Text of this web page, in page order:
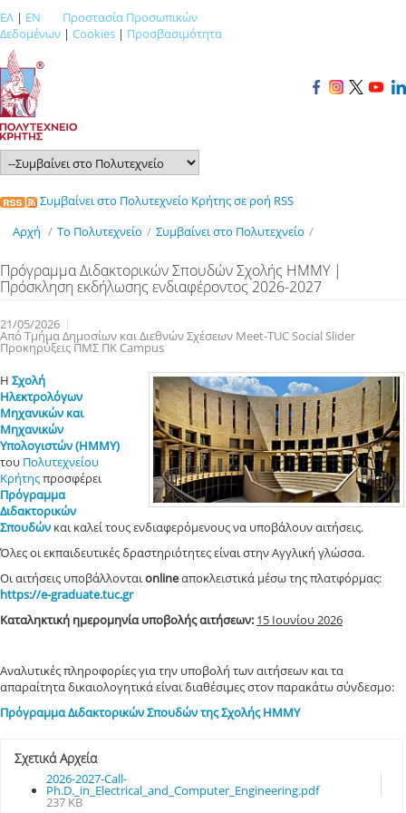
ΕΛ | EN
Προστασία Προσωπικών
Δεδομένων | Cookies | Προσβασιμότητα
Συμβαίνει στο Πολυτεχνείο Κρήτης σε ροή RSS
Αρχή / Το Πολυτεχνείο / Συμβαίνει στο Πολυτεχνείο /
Πρόγραμμα Διδακτορικών Σπουδών Σχολής ΗΜΜΥ |
Πρόσκληση εκδήλωσης ενδιαφέροντος 2026-2027
21/05/2026
Από Τμήμα Δημοσίων και Διεθνών Σχέσεων Meet-TUC Social Slider
Προκηρύξεις ΠΜΣ ΠΚ Campus
Η Σχολή
Ηλεκτρολόγων
Μηχανικών και
Μηχανικών
Υπολογιστών (ΗΜΜΥ)
του Πολυτεχνείου
Κρήτηςπροσφέρει
Πρόγραμμα
Διδακτορικών
Σπουδών και καλεί τους ενδιαφερόμενους να υποβάλουν αιτήσεις.
Όλες οι εκπαιδευτικές δραστηριότητες είναι στην Αγγλική γλώσσα.
Οι αιτήσεις υποβάλλονταιonlineαποκλειστικά μέσω της πλατφόρμας:
https://e-graduate.tuc.gr
Καταληκτική ημερομηνία υποβολής αιτήσεων: 15 Ιουνίου 2026
Αναλυτικές πληροφορίες για την υποβολή των αιτήσεων και τα
απαραίτητα δικαιολογητικά είναι διαθέσιμες στον παρακάτω σύνδεσμο:
Πρόγραμμα Διδακτορικών Σπουδών της Σχολής ΗΜΜΥ
Σχετικά Αρχεία
2026-2027-Call-
Ph.D._in_Electrical_and_Computer_Engineering.pdf
237 KB